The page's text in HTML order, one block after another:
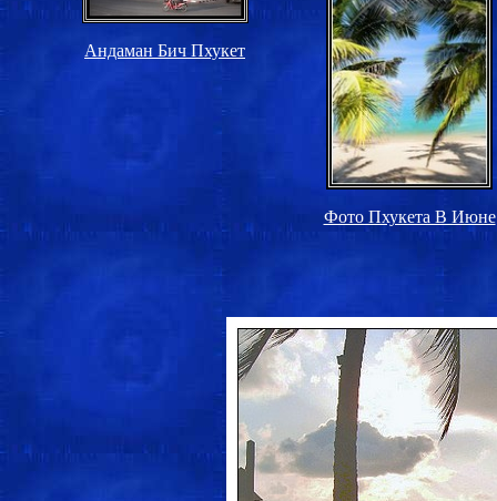
Андаман Бич Пхукет
Фото Пхукета В Июне